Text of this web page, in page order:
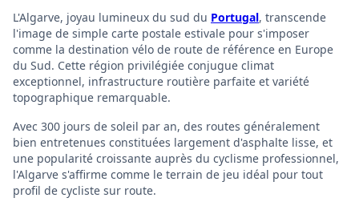
L'Algarve, joyau lumineux du sud du Portugal, transcende
l'image de simple carte postale estivale pour s'imposer
comme la destination vélo de route de référence en Europe
du Sud. Cette région privilégiée conjugue climat
exceptionnel, infrastructure routière parfaite et variété
topographique remarquable.
Avec 300 jours de soleil par an, des routes généralement
bien entretenues constituées largement d'asphalte lisse, et
une popularité croissante auprès du cyclisme professionnel,
l'Algarve s'affirme comme le terrain de jeu idéal pour tout
profil de cycliste sur route.